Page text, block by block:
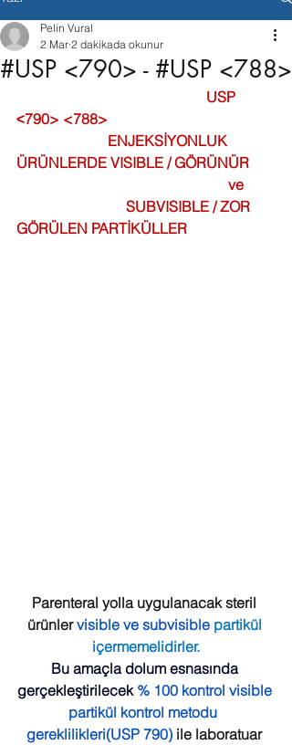
#USP <790> - #USP <788>
Pelin Vural
2 Mar 2 dakikada okunur
USP
˂790> <788>
ÜRÜNLERDE VISIBLE / GÖRÜNÜR
                                                          ve
GÖRÜLEN PARTİKÜLLER
Parenteral yolla uygulanacak steril
ürünler visible ve subvisible partikül
içermemelidirler.
Bu amaçla dolum esnasında
gerçekleştirilecek % 100 kontrol visible
partikül kontrol metodu
gereklilikleri(USP 790) ile laboratuar